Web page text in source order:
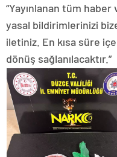
“Yayınlanan tüm
yasal bildirimlerinizi
iletiniz. En kısa süre
dönüş sağlanılacaktır.”